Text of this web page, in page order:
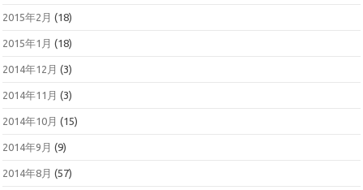
2015年2月 (18)
2015年1月 (18)
2014年12月 (3)
2014年11月 (3)
2014年10月 (15)
2014年9月 (9)
2014年8月 (57)